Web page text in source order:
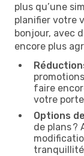
plus qu’une
planifier votre
bonjour, avec
encore plus
faire
votre
Options
de plans ?